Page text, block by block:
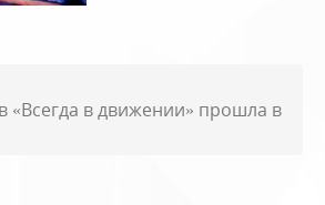
«Всегда в движении» прошла в